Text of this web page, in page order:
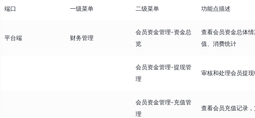
端口 一级菜单 二级菜单 功能点描述
平台端 财务管理
会员资金管理-资金总
览
查看会员资金总体
值、消费统计
会员资金管理-提现管
理
审核和处理会员提
会员资金管理-充值管
理
查看会员充值记录